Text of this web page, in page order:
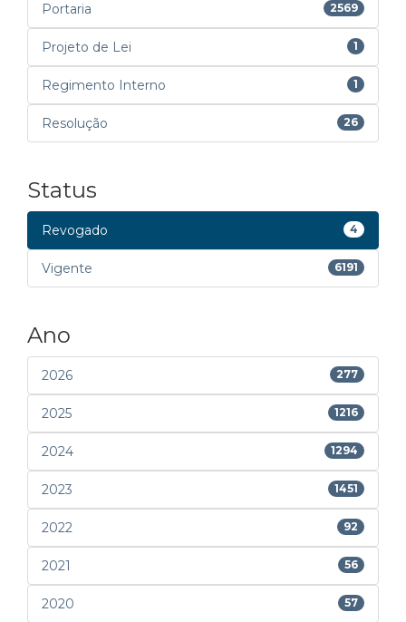
Portaria 2569
Projeto de Lei 1
Regimento Interno 1
Resolução 26
Status
Revogado 4
Vigente 6191
Ano
2026 277
2025 1216
2024 1294
2023 1451
2022 92
2021 56
2020 57